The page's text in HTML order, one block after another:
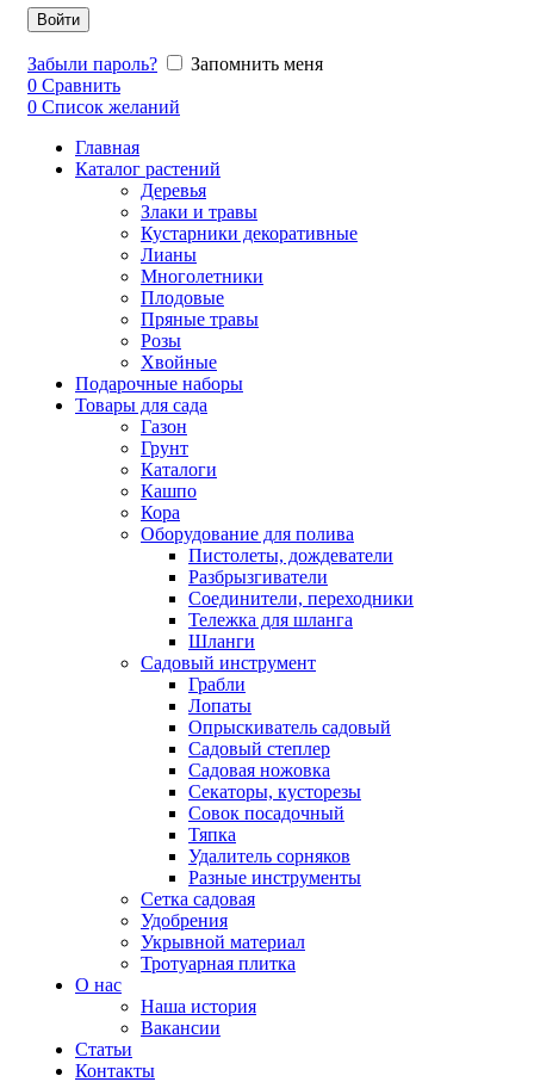
Войти
Забыли пароль?
Запомнить меня
0 Сравнить
0 Список желаний
Главная
Каталог растений
Деревья
Злаки и травы
Кустарники декоративные
Лианы
Многолетники
Плодовые
Пряные травы
Розы
Хвойные
Подарочные наборы
Товары для сада
Газон
Грунт
Каталоги
Кашпо
Кора
Оборудование для полива
Пистолеты, дождеватели
Разбрызгиватели
Соединители, переходники
Тележка для шланга
Шланги
Садовый инструмент
Грабли
Лопаты
Опрыскиватель садовый
Садовый степлер
Садовая ножовка
Секаторы, кусторезы
Совок посадочный
Тяпка
Удалитель сорняков
Разные инструменты
Сетка садовая
Удобрения
Укрывной материал
Тротуарная плитка
О нас
Наша история
Вакансии
Статьи
Контакты